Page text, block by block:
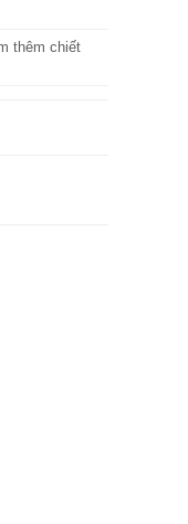
thêm chiết